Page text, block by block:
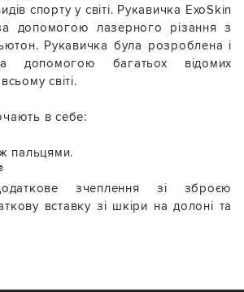
спорту у світі. Рукавичка ExoSkin
допомогою лазерного різання з
Рукавичка була розроблена і
допомогою багатьох відомих
світі.
в себе:
пальцями.
зчеплення зі зброєю
вставку зі шкіри на долоні та